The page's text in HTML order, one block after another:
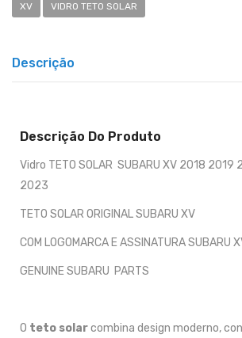
XV
VIDRO TETO SOLAR
Descrição
Descrição Do Produto
Vidro TETO SOLAR SUBARU XV 2018
2023
TETO SOLAR ORIGINAL SUBARU XV
COM LOGOMARCA E ASSINATURA SUBARU
GENUINE SUBARU PARTS
O teto solarcombina design moderno,